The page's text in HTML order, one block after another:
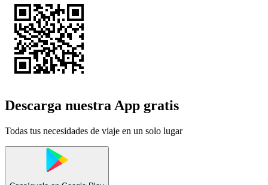
Descarga nuestra App gratis
Todas tus necesidades de viaje en un solo lugar